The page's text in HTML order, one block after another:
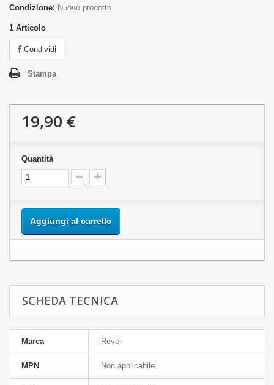
Condizione: Nuovo prodotto
1 Articolo
Condividi
Stampa
19,90 €
Quantità
Aggiungi al carrello
SCHEDA TECNICA
Marca Revell
MPN Non applicabile